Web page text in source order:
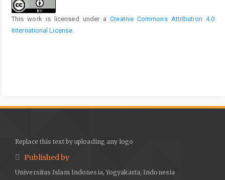
This work is licensed under aCreative Commons Attribution 4.0
International License.
Replace this text by uploading any logo
Published by
Universitas Islam Indonesia, Yogyakarta, Indonesia